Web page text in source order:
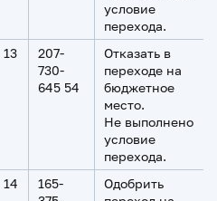
условие
перехода.
13
207-
730-
645 54
Отказать в
переходе на
бюджетное
место.
Не выполнено
условие
перехода.
14
165-
Одобрить